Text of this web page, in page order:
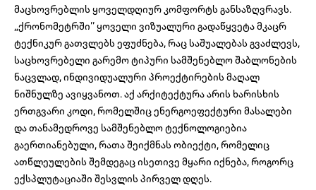
მაცხოვრებლის ყოველდღიურ კომფორტს განსაზღვრავს.
„ქრონომეტრში’’ ყოველი ვიზუალური გადაწყვეტა მკაცრ
ტექნიკურ გათვლებს ეფუძნება, რაც საშუალებას გვაძლევს,
საცხოვრებელი გარემო ტიპური სამშენებლო შაბლონების
ნაცვლად, ინდივიდუალური პროექტირების მაღალ
ნიშნულზე ავიყვანოთ. აქ არქიტექტურა არის ხარისხის
ერთგვარი კოდი, რომელშიც ენერგოეფექტური მასალები
და თანამედროვე სამშენებლო ტექნოლოგიებია
გაერთიანებული, რათა შეიქმნას ობიექტი, რომელიც
ათწლეულების შემდეგაც ისეთივე მყარი იქნება, როგორც
ექსპლუტაციაში შესვლის პირველ დღეს.